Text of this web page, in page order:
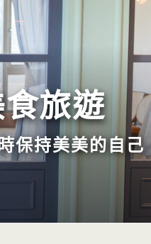
食旅遊
保持美美的自己